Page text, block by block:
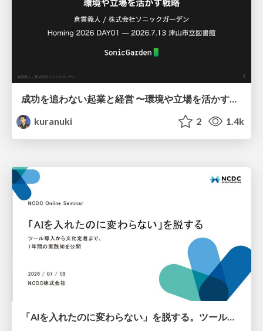
kuranuki
2 1.4k
「AIを入れたのに変わらない」を脱する。ツール導入から文化定着まで、1年間の実践知を公開